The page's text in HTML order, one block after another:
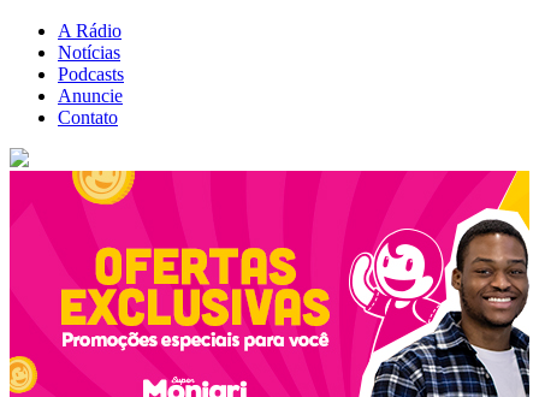
A Rádio
Notícias
Podcasts
Anuncie
Contato